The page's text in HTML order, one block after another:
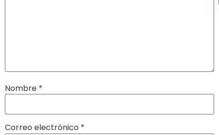
Nombre *
Correo electrónico *